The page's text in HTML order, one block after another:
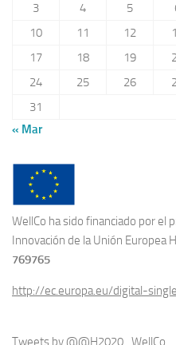
3
4 5
10
11 12
17
18 19
24
25 26
31
« Mar
WellCo ha sido financiado por el
Innovación de la Unión Europea
769765
http://ec.europa.eu/digital-
Tweets by @@H2020_WellCo